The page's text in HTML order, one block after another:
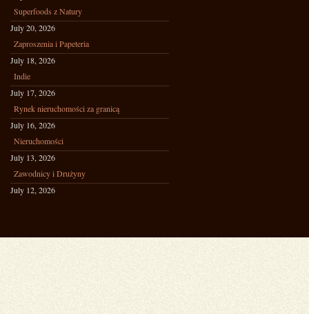
Superfoods z Natury
July 20, 2026
Zaproszenia i Papeteria
July 18, 2026
Indie
July 17, 2026
Rynek nieruchomości za granicą
July 16, 2026
Nieruchomości
July 13, 2026
Zawodnicy i Drużyny
July 12, 2026